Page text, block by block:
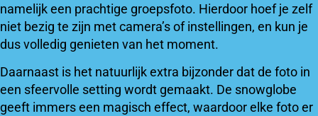
namelijk een prachtige groepsfoto. Hierdoor hoef je zelf
niet bezig te zijn met camera’s of instellingen, en kun je
dus volledig genieten van het moment.
Daarnaast is het natuurlijk extra bijzonder dat de foto in
een sfeervolle setting wordt gemaakt. De snowglobe
geeft immers een magisch effect, waardoor elke foto er